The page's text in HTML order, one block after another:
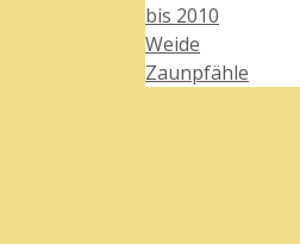
Kategorien
bis 2010
Weide
Zaunpfähle